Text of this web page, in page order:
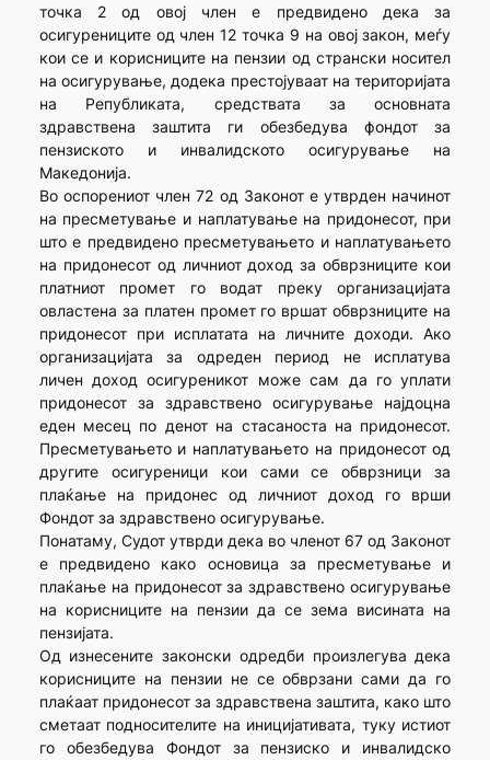
точка 2 од овој член е предвидено дека за
осигурениците од член 12 точка 9 на овој закон, меѓу
кои се и корисниците на пензии од странски носител
на осигурување, додека престојуваат на територијата
на Републиката, средствата за основната
здравствена заштита ги обезбедува фондот за
пензиското и инвалидското осигурување на
Македонија.
Во оспорениот член 72 од Законот е утврден начинот
на пресметување и наплатување на придонесот, при
што е предвидено пресметувањето и наплатувањето
на придонесот од личниот доход за обврзниците кои
платниот промет го водат преку организацијата
овластена за платен промет го вршат обврзниците на
придонесот при исплатата на личните доходи. Ако
организацијата за одреден период не исплатува
личен доход осигуреникот може сам да го уплати
придонесот за здравствено осигурување најдоцна
еден месец по денот на стасаноста на придонесот.
Пресметувањето и наплатувањето на придонесот од
другите осигуреници кои сами се обврзници за
плаќање на придонес од личниот доход го врши
Фондот за здравствено осигурување.
Понатаму, Судот утврди дека во членот 67 од Законот
е предвидено како основица за пресметување и
плаќање на придонесот за здравствено осигурување
на корисниците на пензии да се зема висината на
пензијата.
Од изнесените законски одредби произлегува дека
корисниците на пензии не се обврзани сами да го
плаќаат придонесот за здравствена заштита, како што
сметаат подносителите на иницијативата, туку истиот
го обезбедува Фондот за пензиско и инвалидско